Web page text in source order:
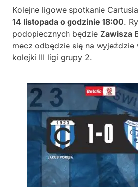
Kolejne ligowe spotkanie
14 listopada o godzinie 18:00.
podopiecznych będzie Zawisza
mecz odbędzie się na wyjeździe
kolejki III ligi grupy 2.